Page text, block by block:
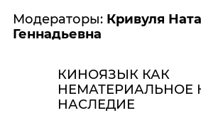
Модераторы: Кривуля
Геннадьевна
КИНОЯЗЫК КАК
НЕМАТЕРИАЛЬНОЕ
НАСЛЕДИЕ